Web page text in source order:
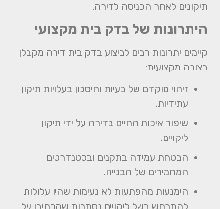
תיקונים לאחר הכניסה לדירה.
היתרונות של בדק בית מקצועי
קיימים יתרונות רבים לביצוע בדק בית דירה מקבלן
בצורה מקצועית:
זיהוי מוקדם של בעיות וחיסכון בעלויות תיקון
עתידיות.
שיפור איכות החיים בדירה על ידי תיקון
ליקויים.
הבטחת עמידה בתקנים ובסטנדרטים
המחמירים של הבנייה.
הימנעות מהפתעות לא נעימות שהיו עלולות
להתרחש בשל ליקויים נסתרות שהכתיבו על